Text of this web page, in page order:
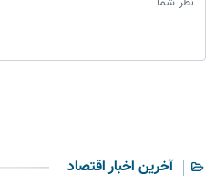
آخرین اخبار اقتصاد